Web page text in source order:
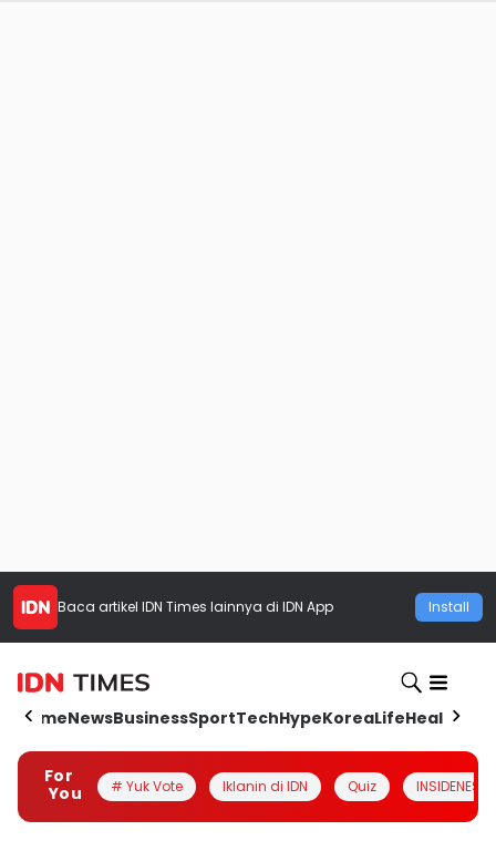
Baca artikel IDN Times lainnya di IDN App Install
HomeNewsBusinessSportTechHypeKoreaLifeHealth
For
You
# Yuk Vote Iklanin di IDN Quiz INSIDENESIA